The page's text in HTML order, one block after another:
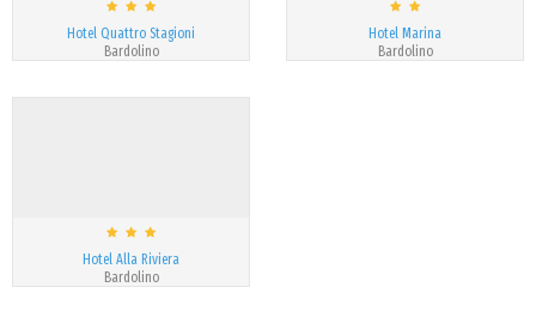
Hotel Quattro Stagioni
Bardolino
Hotel Marina
Bardolino
Hotel Alla Riviera
Bardolino